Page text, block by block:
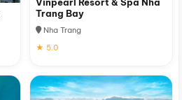
Vinpearl Resort & Spa Nha
Trang Bay
Nha Trang
★ 5.0